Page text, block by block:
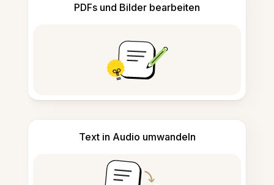
PDFs und Bilder bearbeiten
Text in Audio umwandeln